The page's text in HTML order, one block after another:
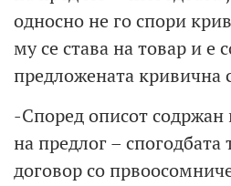
односно не го спори
му се става на товар и е
предложената кривична
-Според описот содржан
на предлог – спогодбата
договор со